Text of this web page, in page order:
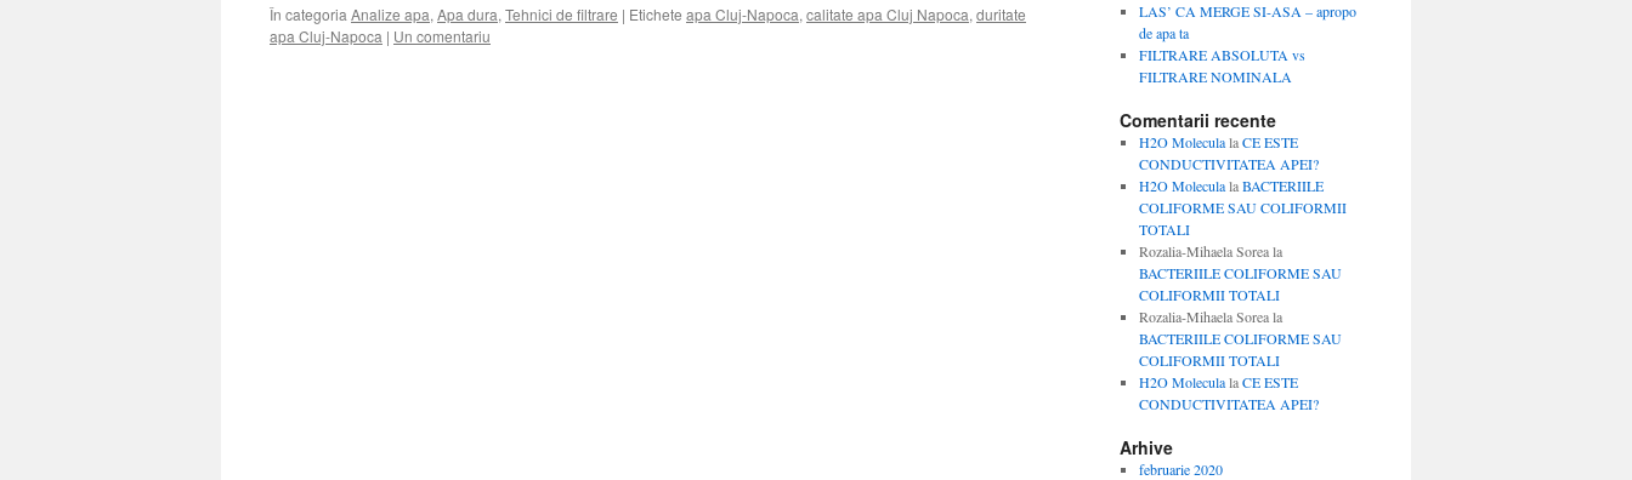
În categoria Analize apa, Apa dura, Tehnici de filtrare | Etichete apa Cluj-Napoca, calitate apa Cluj Napoca, duritate
apa Cluj-Napoca | Un comentariu
LAS’ CA MERGE SI-ASA – apropo
de apa ta
FILTRARE ABSOLUTA vs
FILTRARE NOMINALA
Comentarii recente
H2O MoleculalaCE ESTE
CONDUCTIVITATEA APEI?
H2O MoleculalaBACTERIILE
COLIFORME SAU COLIFORMII
TOTALI
Rozalia-Mihaela Soreala
BACTERIILE COLIFORME SAU
COLIFORMII TOTALI
Rozalia-Mihaela Soreala
BACTERIILE COLIFORME SAU
COLIFORMII TOTALI
H2O MoleculalaCE ESTE
CONDUCTIVITATEA APEI?
Arhive
februarie 2020